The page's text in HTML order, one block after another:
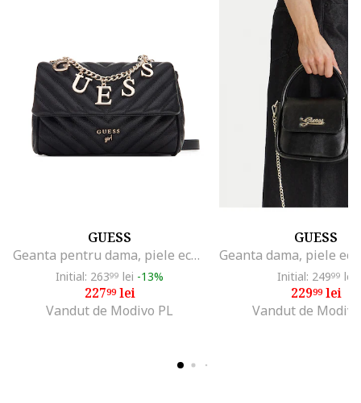
GUESS
Geanta pentru dama, piele ecologica, negru
Initial: 26399 lei -13%
22799lei
Vandut de Modivo PL
GUESS
Initial: 24999 lei
22999lei
Vandut de